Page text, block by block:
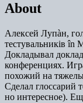
About
Алексей Лупàн,
тестувальників în
Докладывал
конференциях.
похожий на
Сделал глоссарий
но интересное).